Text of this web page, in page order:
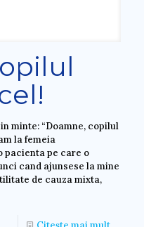
minte: “Doamne, copilul
la femeia
pacienta pe care o
cand ajunsese la mine
de cauza mixta,